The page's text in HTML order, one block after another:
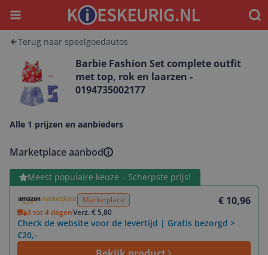
Menu
Terug naar speelgoedautos
Barbie Fashion Set complete outfit
met top, rok en laarzen -
0194735002177
Alle 1 prijzen en aanbieders
Marketplace aanbod
Meest populaire keuze – Scherpste prijs!
Marketplace € 10,96
3 tot 4 dagenVerz. € 5,80
Check de website voor de levertijd | Gratis bezorgd >
€20,-
Bekijk product